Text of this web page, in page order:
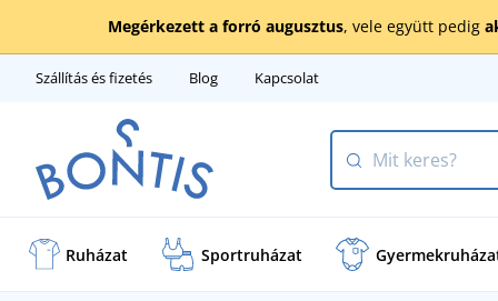
Megérkezett a forró augusztus, vele együtt pedig
Szállítás és fizetés Blog Kapcsolat
Ruházat Sportruházat